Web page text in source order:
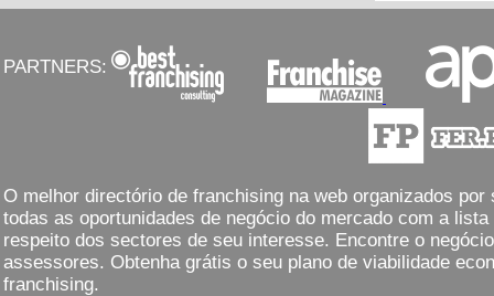
PARTNERS:
O melhor directório de franchising na web organizados
todas as oportunidades de negócio do mercado com a
respeito dos sectores de seu interesse. Encontre o
assessores. Obtenha grátis o seu plano de viabilidade
franchising.